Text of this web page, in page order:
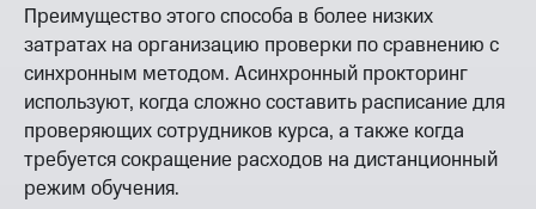
Преимущество этого способа в более низких
затратах на организацию проверки по сравнению с
синхронным методом. Асинхронный прокторинг
используют, когда сложно составить расписание для
проверяющих сотрудников курса, а также когда
требуется сокращение расходов на дистанционный
режим обучения.